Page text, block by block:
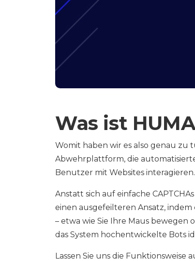
Was ist
Womit haben wir es also genau zu
Abwehrplattform, die
Benutzer mit Websites interagieren.
Anstatt sich auf einfache
einen ausgefeilteren Ansatz,
– etwa wie Sie Ihre Maus
das System hochentwickelte Bots
Lassen Sie uns die Funktionsweise